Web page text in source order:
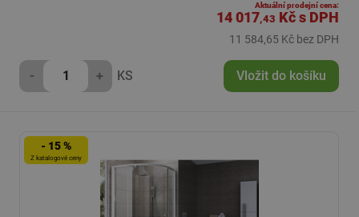
Aktuální prodejní cena:
14 017,43 Kčs DPH
11 584,65 Kč bez DPH
- + KS Vložit do košíku
- 15 %
Z katalogové ceny